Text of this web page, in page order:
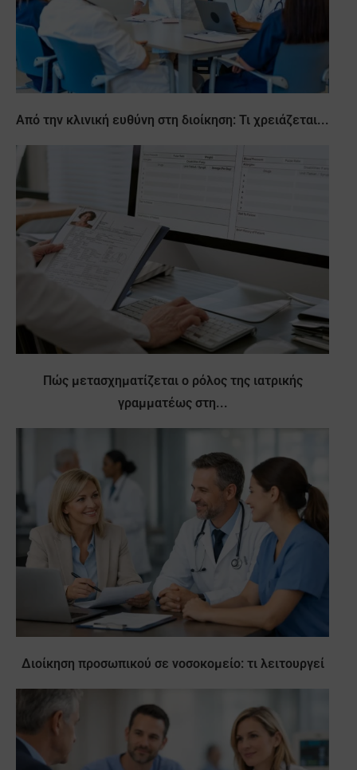
Από την κλινική ευθύνη στη διοίκηση: Τι χρειάζεται...
Πώς μετασχηματίζεται ο ρόλος της ιατρικής
γραμματέως στη...
Διοίκηση προσωπικού σε νοσοκομείο: τι λειτουργεί